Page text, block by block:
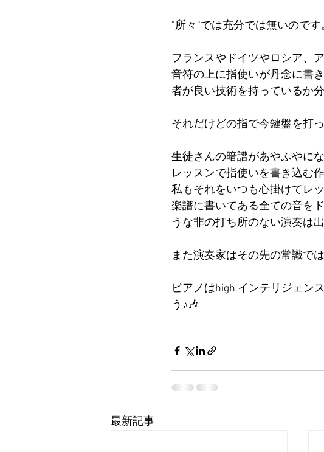
"所々"では充分では無いのです
フランスやドイツやロシア、
音符の上に指使いが丹念に書
者が良い技術を持っているか
それだけどの指で今鍵盤を打
生徒さんの暗譜があやふやに
レッスンで指使いを書き込む
私もそれをいつも心掛けてレ
楽譜に書いてある全ての音を
うな非の打ち所のない演奏は
また演奏家はその先の常識で
ピアノはhigh インテリジェン
う♪🎶
最新記事